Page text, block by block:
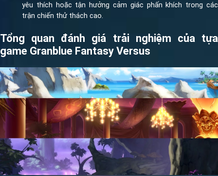
yêu thích hoặc tận hưởng cảm giác phấn khích trong các
trận chiến thử thách cao.
Tổng quan đánh giá trải nghiệm của tựa
game Granblue Fantasy Versus